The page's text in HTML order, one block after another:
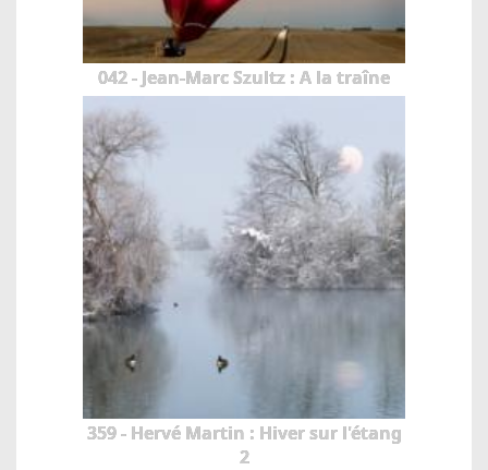
042 - Jean-Marc Szultz : A la traîne
359 - Hervé Martin : Hiver sur l'étang
2